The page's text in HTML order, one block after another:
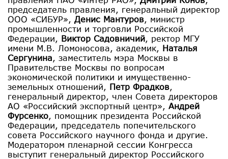
председатель правления, генеральный директор
ООО «СИБУР», Денис Мантуров, министр
промышленности и торговли Российской
Федерации, Виктор Садовничий, ректор МГУ
имени М.В. Ломоносова, академик, Наталья
Сергунина, заместитель мэра Москвы в
Правительстве Москвы по вопросам
экономической политики и имущественно-
земельных отношений, Петр Фрадков,
генеральный директор, член Совета директоров
АО «Российский экспортный центр», Андрей
Фурсенко, помощник президента Российской
Федерации, председатель попечительского
совета Российского научного фонда и другие.
Модератором пленарной сессии Конгресса
выступит генеральный директор Российского